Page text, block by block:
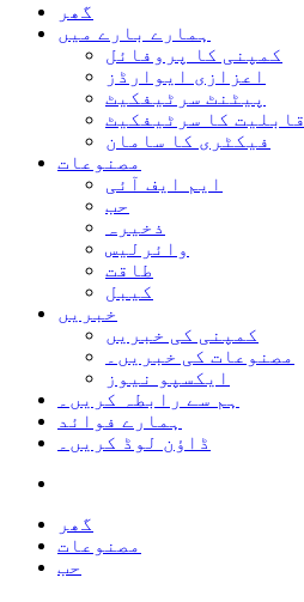
گھر
ہمارے بارے میں
کمپنی کا پروفائل
اعزازی ایوارڈز
پیٹنٹ سرٹیفکیٹ
قابلیت کا سرٹیفکیٹ
فیکٹری کا سامان
مصنوعات
ایم ایف آئی
حب
ذخیرہ
وائرلیس
طاقت
کیبل
خبریں
کمپنی کی خبریں
مصنوعات کی خبریں۔
ایکسپو نیوز
ہم سے رابطہ کریں۔
ہمارے فوائد
ڈاؤن لوڈ کریں۔
گھر
مصنوعات
حب